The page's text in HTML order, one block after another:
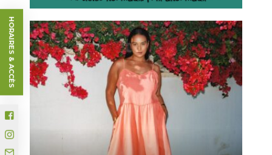
HORAIRES & ACCÈS